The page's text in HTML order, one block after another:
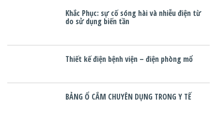
Khắc Phục: sự cố sóng hài và nhiễu điện từ
do sử dụng biến tần
Thiết kế điện bệnh viện – điện phòng mổ
BẢNG Ổ CẮM CHUYÊN DỤNG TRONG Y TẾ